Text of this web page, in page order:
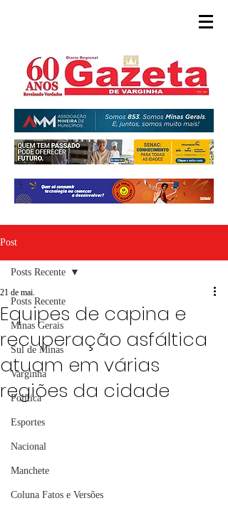
Post
Posts Recente
Minas Gerais
Sul de Minas
Varginha
Política
Esportes
Nacional
Manchete
Coluna Fatos e Versões
Posts Recente
Equipes de capina e
recuperação asfáltica
atuam em várias
regiões da cidade
21 de mai.